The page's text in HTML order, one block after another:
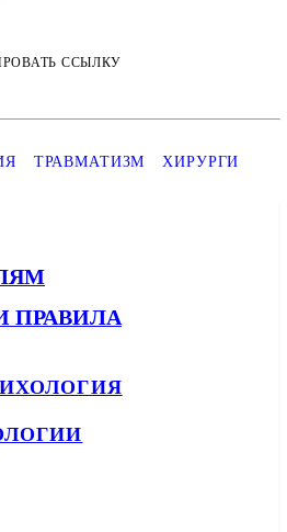
ССЫЛКУ
ТРАВМАТИЗМ ХИРУРГИ
ПРАВИЛА